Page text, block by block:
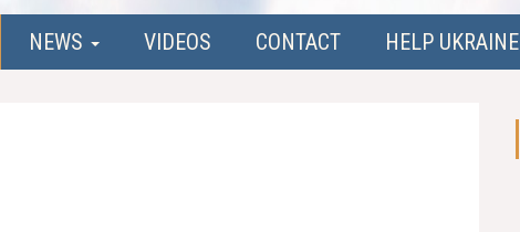
NEWS VIDEOS CONTACT HELP UKRAINE